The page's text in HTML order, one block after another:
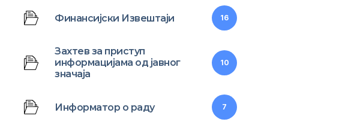
Финансијски Извештаји 16
Захтeв за приступ
информацијама од јавног
значаја
10
Информатор о раду 7